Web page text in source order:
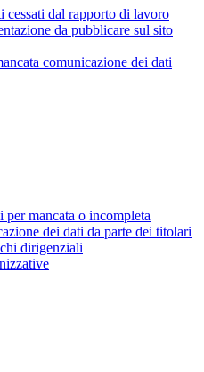
cessati dal rapporto di lavoro
da pubblicare sul sito
comunicazione dei dati
per mancata o incompleta
dei dati da parte dei titolari
dirigenziali